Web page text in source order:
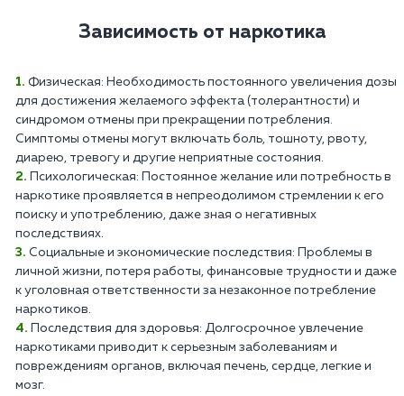
Зависимость от наркотика
Физическая: Необходимость постоянного увеличения дозы
для достижения желаемого эффекта (толерантности) и
синдромом отмены при прекращении потребления.
Симптомы отмены могут включать боль, тошноту, рвоту,
диарею, тревогу и другие неприятные состояния.
Психологическая: Постоянное желание или потребность в
наркотике проявляется в непреодолимом стремлении к его
поиску и употреблению, даже зная о негативных
последствиях.
Социальные и экономические последствия: Проблемы в
личной жизни, потеря работы, финансовые трудности и даже
к уголовная ответственности за незаконное потребление
наркотиков.
Последствия для здоровья: Долгосрочное увлечение
наркотиками приводит к серьезным заболеваниям и
повреждениям органов, включая печень, сердце, легкие и
мозг.